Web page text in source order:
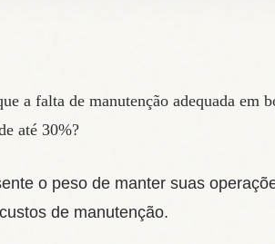
a falta de manutenção adequada em
até 30%?
o peso de manter suas
de manutenção.